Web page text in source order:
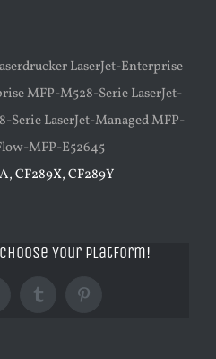
LaserJet-Enterprise
MFP-M528-Serie LaserJet-
LaserJet-Managed MFP-
MFP-E52645
CF289X, CF289Y
Your Platform!
TumblrPinterest